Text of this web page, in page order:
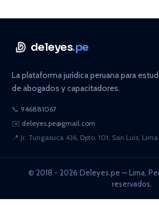
deleyes.pe
La plataforma jurídica peruana para
de abogados y capacitadores.
📞 946881067
✉️ deleyes.pe@gmail.com
📍 Jr. Tungasuca 436, Dpto. 101, San Luis, Lima
© 2018 - 2026 Deleyes.pe — Lima,
reservados.